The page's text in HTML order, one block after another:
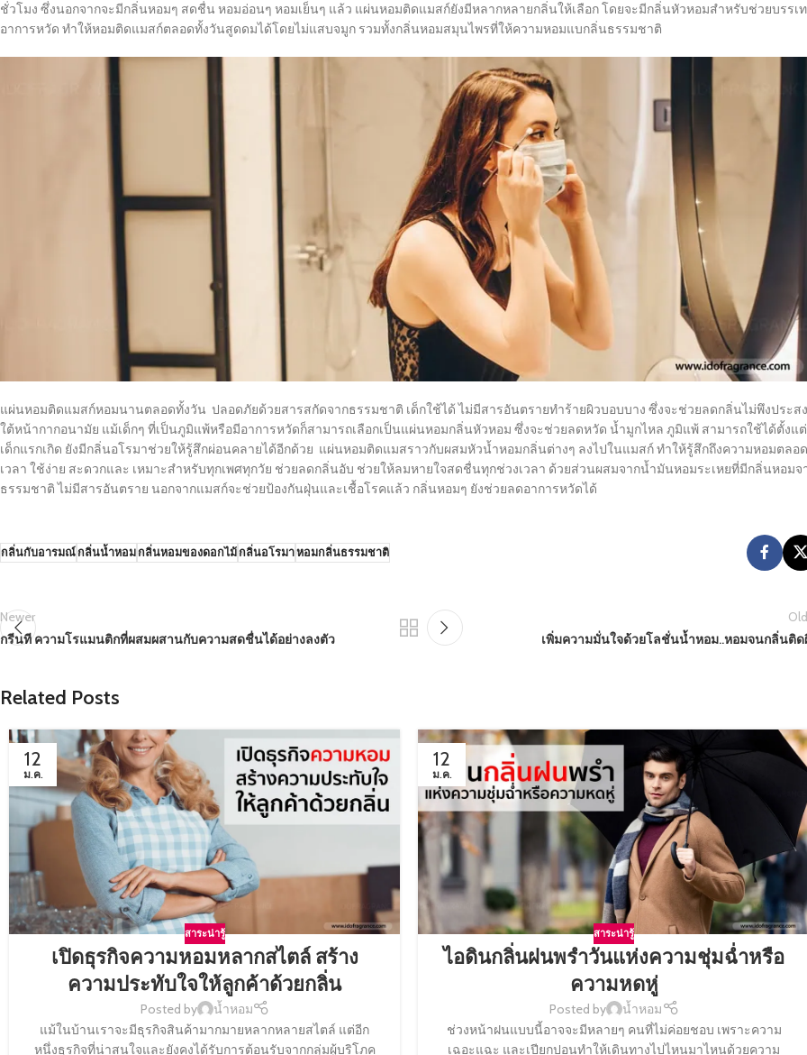
ชั่วโมง ซึ่งนอกจากจะมีกลิ่นหอมๆ สดชื่น หอมอ่อนๆ หอมเย็นๆ แล้ว แผ่นหอมติดแมสก์ยังมีหลากหลายกลิ่นให้เลือก โดยจะมีกลิ่นหัวหอมสำหรับช่วยบรรเ
อาการหวัด ทำให้หอมติดแมสก์ตลอดทั้งวันสูดดมได้โดยไม่แสบจมูก รวมทั้งกลิ่นหอมสมุนไพรที่ให้ความหอมแบกลิ่นธรรมชาติ
แผ่นหอมติดแมสก์หอมนานตลอดทั้งวัน ปลอดภัยด้วยสารสกัดจากธรรมชาติ เด็กใช้ได้ ไม่มีสารอันตรายทำร้ายผิวบอบบาง ซึ่งจะช่วยลดกลิ่นไม่พึงประส
ใต้หน้ากากอนามัย แม้เด็กๆ ที่เป็นภูมิแพ้หรือมีอาการหวัดก็สามารถเลือกเป็นแผ่นหอมกลิ่นหัวหอม ซึ่งจะช่วยลดหวัด น้ำมูกไหล ภูมิแพ้ สามารถใช้ได้ตั้งแต่
เด็กแรกเกิด ยังมีกลิ่นอโรมาช่วยให้รู้สึกผ่อนคลายได้อีกด้วย แผ่นหอมติดแมสราวกับผสมหัวน้ำหอมกลิ่นต่างๆ ลงไปในแมสก์ ทำให้รู้สึกถึงความหอมตลอด
เวลา ใช้ง่าย สะดวกและ เหมาะสำหรับทุกเพศทุกวัย ช่วยลดกลิ่นอับ ช่วยให้ลมหายใจสดชื่นทุกช่วงเวลา ด้วยส่วนผสมจากน้ำมันหอมระเหยที่มีกลิ่นหอมจ
ธรรมชาติ ไม่มีสารอันตราย นอกจากแมสก์จะช่วยป้องกันฝุ่นและเชื้อโรคแล้ว กลิ่นหอมๆ ยังช่วยลดอาการหวัดได้
กลิ่นกับอารมณ์กลิ่นน้ำหอมกลิ่นหอมของดอกไม้กลิ่นอโรมาหอมกลิ่นธรรมชาติ
Newer
กรีนที ความโรแมนติกที่ผสมผสานกับความสดชื่นได้อย่างลงตัว
เพิ่มความมั่นใจด้วยโลชั่นน้ำหอม..หอมจนกลิ่นติด
Related Posts
12
ม.ค.
สาระน่ารู้
เปิดธุรกิจความหอมหลากสไตล์ สร้าง
ความประทับใจให้ลูกค้าด้วยกลิ่น
Posted by
น้ำหอม
แม้ในบ้านเราจะมีธุรกิจสินค้ามากมายหลากหลายสไตล์ แต่อีก
หนึ่งธุรกิจที่น่าสนใจและยังคงได้รับการต้อนรับจากกลุ่มผู้บริโภค
12
ม.ค.
สาระน่ารู้
ไอดินกลิ่นฝนพรำวันแห่งความชุ่มฉ่ำหรือ
ความหดหู่
Posted by
น้ำหอม
ช่วงหน้าฝนแบบนี้อาจจะมีหลายๆ คนที่ไม่ค่อยชอบ เพราะความ
เฉอะแฉะ และเปียกปอนทำให้เดินทางไปไหนมาไหนด้วยความ